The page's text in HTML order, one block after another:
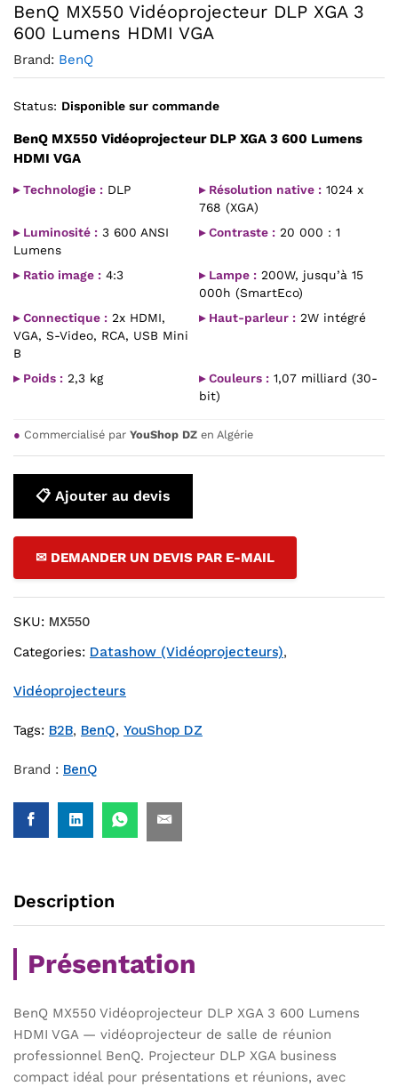
BenQ MX550 Vidéoprojecteur DLP XGA 3
600 Lumens HDMI VGA
Brand: BenQ
Status: Disponible sur commande
BenQ MX550 Vidéoprojecteur DLP XGA 3 600 Lumens
HDMI VGA
▸ Technologie : DLP ▸ Résolution native : 1024 x
768 (XGA)
▸ Luminosité : 3 600 ANSI
Lumens
▸ Contraste : 20 000 : 1
▸ Ratio image : 4:3 ▸ Lampe : 200W, jusqu’à 15
000h (SmartEco)
▸ Connectique : 2x HDMI,
VGA, S-Video, RCA, USB Mini
B
▸ Haut-parleur : 2W intégré
▸ Poids : 2,3 kg ▸ Couleurs : 1,07 milliard (30-
bit)
● Commercialisé par YouShop DZ en Algérie
📋 Ajouter au devis
✉ DEMANDER UN DEVIS PAR E-MAIL
SKU: MX550
Categories: Datashow (Vidéoprojecteurs),
Vidéoprojecteurs
Tags: B2B, BenQ, YouShop DZ
Brand : BenQ
Description
Présentation
BenQ MX550 Vidéoprojecteur DLP XGA 3 600 Lumens
HDMI VGA — vidéoprojecteur de salle de réunion
professionnel BenQ. Projecteur DLP XGA business
compact idéal pour présentations et réunions, avec